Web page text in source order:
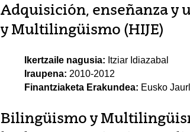
Adquisición, enseñanza y
y Multilingüismo (HIJE)
Ikertzaile nagusia: Itziar Idiazabal
Iraupena: 2010-2012
Finantziaketa Erakundea: Eusko
Bilingüismo y